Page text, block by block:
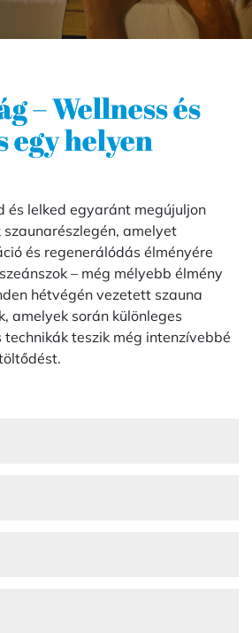
– Wellness és
egy helyen
és lelked egyaránt megújuljon
amelyet
és regenerálódás élményére
– még mélyebb élmény
hétvégén vezetett szauna
amelyek során különleges
teszik még intenzívebbé